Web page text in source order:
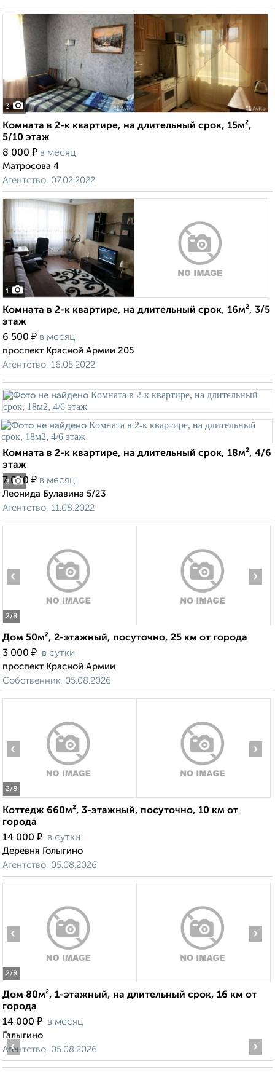
3
Комната в 2-к квартире, на длительный срок, 15м²,
5/10 этаж
8 000 ₽ в месяц
Матросова 4
Агентство, 07.02.2022
1
Комната в 2-к квартире, на длительный срок, 16м², 3/5
этаж
6 500 ₽ в месяц
проспект Красной Армии 205
Агентство, 16.05.2022
3
Комната в 2-к квартире, на длительный срок, 18м², 4/6
этаж
7 000 ₽ в месяц
Леонида Булавина 5/23
Агентство, 11.08.2022
2/8
‹ ›
Дом 50м², 2-этажный, посуточно, 25 км от города
3 000 ₽ в сутки
проспект Красной Армии
Собственник, 05.08.2026
2/8
‹ ›
Коттедж 660м², 3-этажный, посуточно, 10 км от
города
14 000 ₽ в сутки
Деревня Голыгино
Агентство, 05.08.2026
2/8
‹ ›
Дом 80м², 1-этажный, на длительный срок, 16 км от
города
14 000 ₽ в месяц
Галыгино
Агентство, 05.08.2026
‹ ›